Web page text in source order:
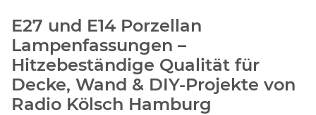
E27 und E14 Porzellan
Lampenfassungen –
Hitzebeständige Qualität für
Decke, Wand & DIY-Projekte von
Radio Kölsch Hamburg